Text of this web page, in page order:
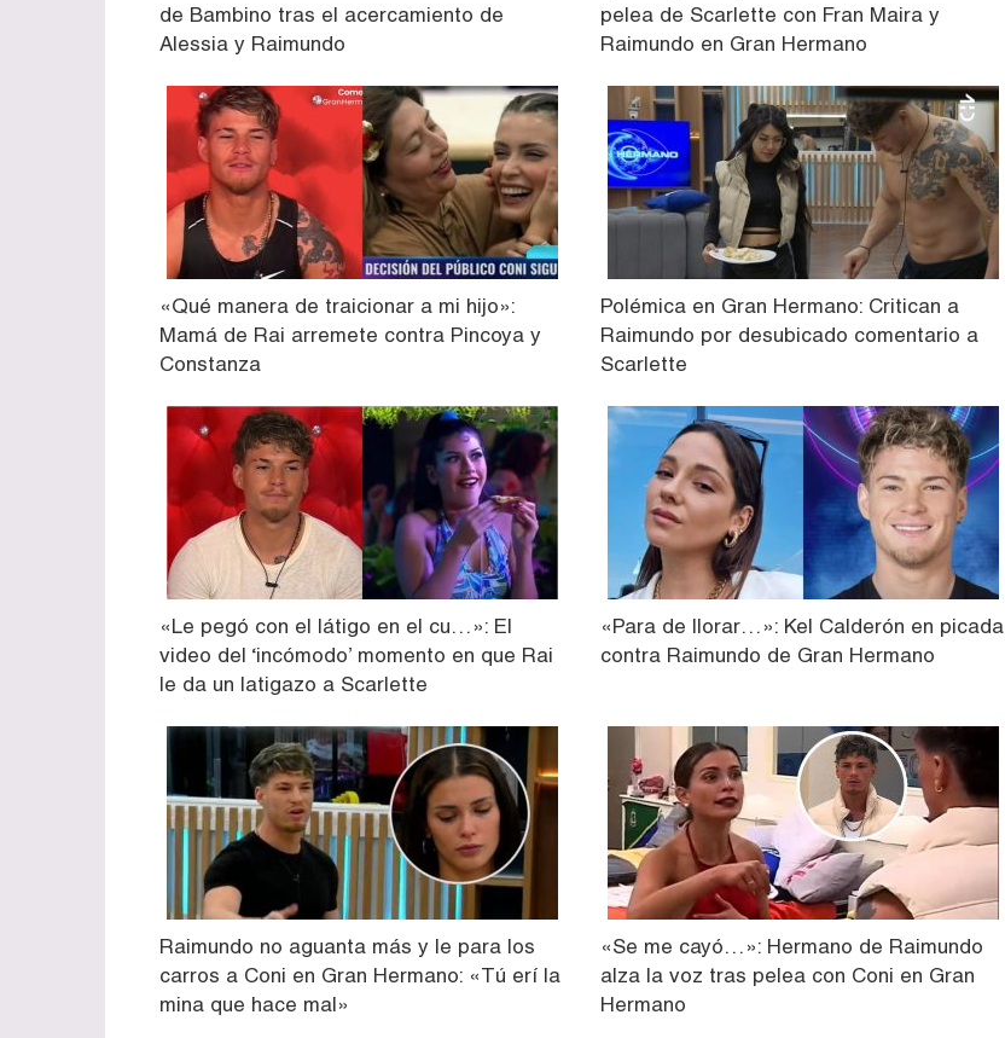
de Bambino tras el acercamiento de
Alessia y Raimundo
pelea de Scarlette con Fran Maira y
Raimundo en Gran Hermano
«Qué manera de traicionar a mi hijo»:
Mamá de Rai arremete contra Pincoya y
Constanza
Polémica en Gran Hermano: Critican a
Raimundo por desubicado comentario a
Scarlette
«Le pegó con el látigo en el cu…»: El
video del ‘incómodo’ momento en que Rai
le da un latigazo a Scarlette
«Para de llorar…»: Kel Calderón en picada
contra Raimundo de Gran Hermano
Raimundo no aguanta más y le para los
carros a Coni en Gran Hermano: «Tú erí la
mina que hace mal»
«Se me cayó…»: Hermano de Raimundo
alza la voz tras pelea con Coni en Gran
Hermano